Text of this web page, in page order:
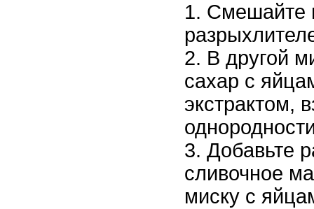
Смешайте
В другой
сахар с
экстрактом,
Добавьте
сливочное
миску с